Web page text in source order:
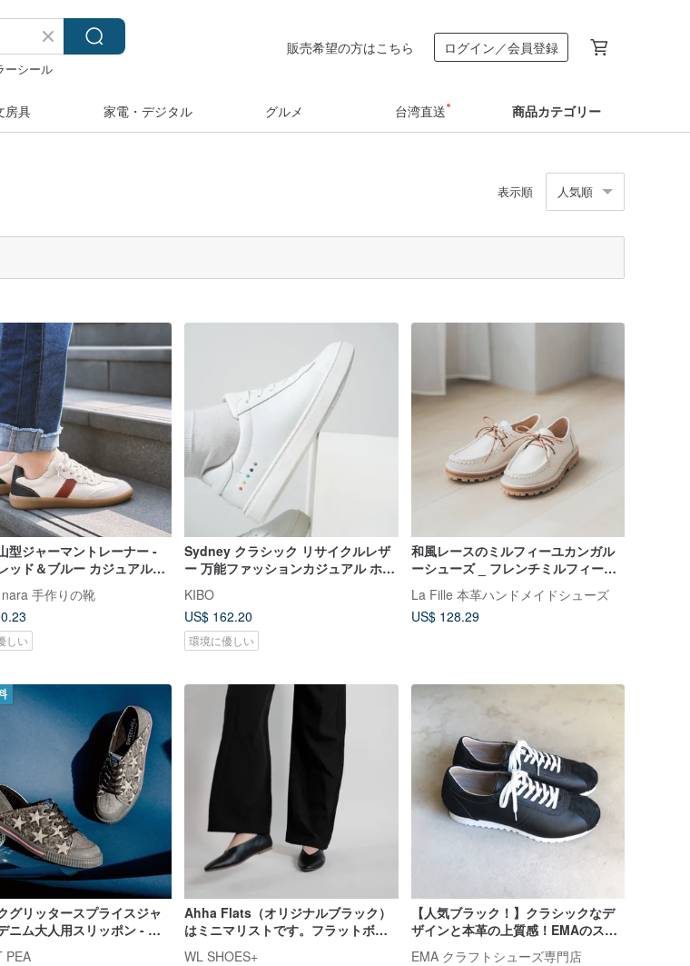
ーシール
販売希望の方はこちら ログイン／会員登録
房具 家電・デジタル グルメ 台湾直送 商品カテゴリー
表示順 人気順
型ジャーマントレーナー -
ッド＆ブルー カジュアルシ
手作りの靴
しい
Sydney クラシック リサイクルレザ
ー 万能ファッションカジュアル ホワ
KIBO
US$ 162.20
環境に優しい
和風レースのミルフィーユカンガル
ーシューズ _ フレンチミルフィーユ /
オフホワイト
La Fille 本革ハンドメイドシューズ
US$ 128.29
グリッタースプライスジャ
ニム大人用スリッポン - 満
PEA
Ahha Flats（オリジナルブラック）
はミニマリストです。フラットボト
WL SHOES+
【人気ブラック！】クラシックなデ
ザインと本革の上質感！EMAのスニ
ーカー/ブラック×スエード
EMA クラフトシューズ専門店